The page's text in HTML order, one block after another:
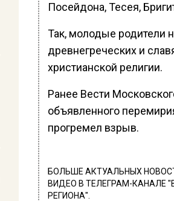
Посейдона, Тесея,
Так, молодые родители
древнегреческих и
христианской религии.
Ранее Вести
объявленного
прогремел взрыв.
БОЛЬШЕ АКТУАЛЬНЫХ
ВИДЕО В ТЕЛЕГРАМ-КАНАЛЕ
РЕГИОНА".